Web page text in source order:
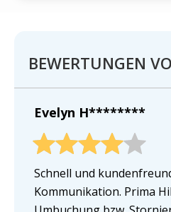
BEWERTUNGEN
Evelyn H********
Schnell und
Kommunikation. Prima